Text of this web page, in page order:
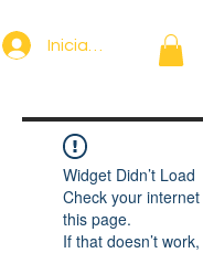
Iniciar sesión
Widget Didn’t Load
Check your
this page.
If that doesn’t